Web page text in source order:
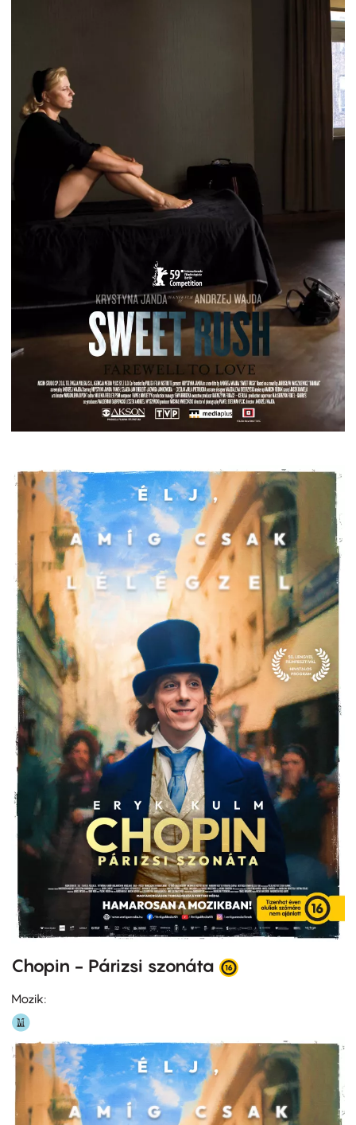
Chopin - Párizsi szonáta
Mozik: